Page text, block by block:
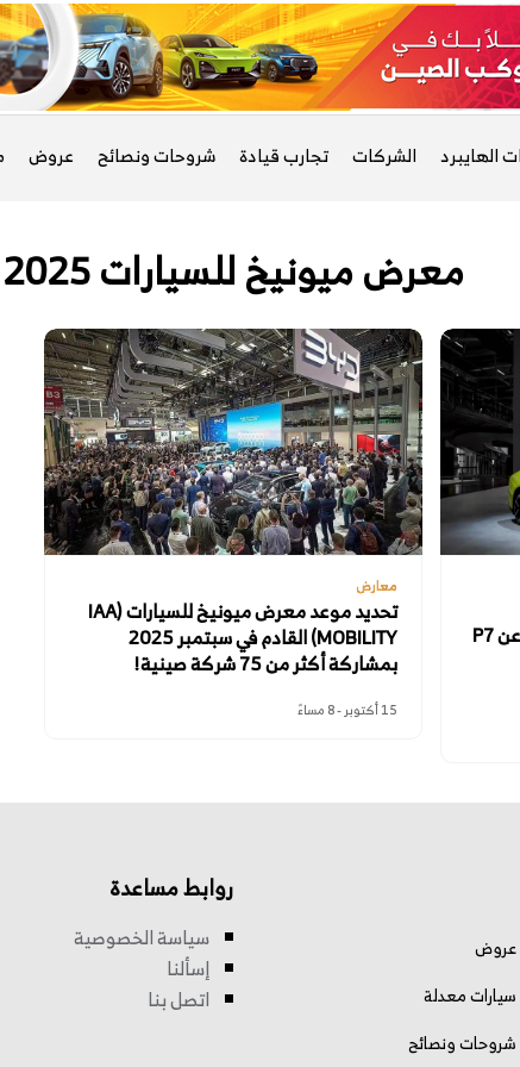
الهايبرد الشركات تجارب قيادة شروحات ونصائح عروض
معرض ميونيخ للسيارات 2025
معرض ميونخ 2025: XPeng تكشف عن P7
معارض
تحديد موعد معرض ميونيخ للسيارات (IAA
MOBILITY) القادم في سبتمبر 2025
بمشاركة أكثر من 75 شركة صينية!
15 أكتوبر - 8 مساءً
عروض
سيارات معدلة
شروحات ونصائح
روابط مساعدة
سياسة الخصوصية
إسألنا
اتصل بنا